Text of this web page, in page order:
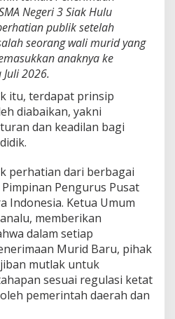
Negeri 3 Siak Hulu
publik setelah
seorang wali murid yang
anaknya ke
2026.
itu, terdapat prinsip
diabaikan, yakni
dan keadilan bagi
perhatian dari berbagai
Pengurus Pusat
Indonesia. Ketua Umum
memberikan
dalam setiap
Murid Baru, pihak
mutlak untuk
sesuai regulasi ketat
pemerintah daerah dan